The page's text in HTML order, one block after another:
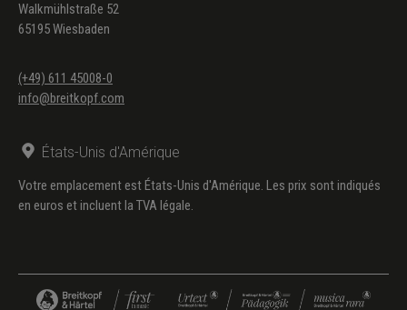
Walkmühlstraße 52
65195 Wiesbaden
(+49) 611 45008-0
info@breitkopf.com
États-Unis d'Amérique
Votre emplacement est États-Unis d'Amérique. Les prix sont indiqués
en euros et incluent la TVA légale.